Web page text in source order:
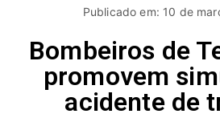
Publicado em: 10 de
Bombeiros de
promovem
acidente de